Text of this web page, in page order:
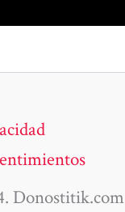
Donostitik.com